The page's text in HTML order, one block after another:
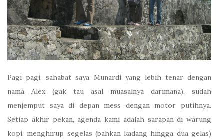
Pagi pagi, sahabat saya Munardi yang lebih tenar dengan
nama Alex (gak tau asal muasalnya darimana), sudah
menjemput saya di depan mess dengan motor putihnya.
Setiap akhir pekan, agenda kami adalah sarapan di warung
kopi, menghirup segelas (bahkan kadang hingga dua gelas)